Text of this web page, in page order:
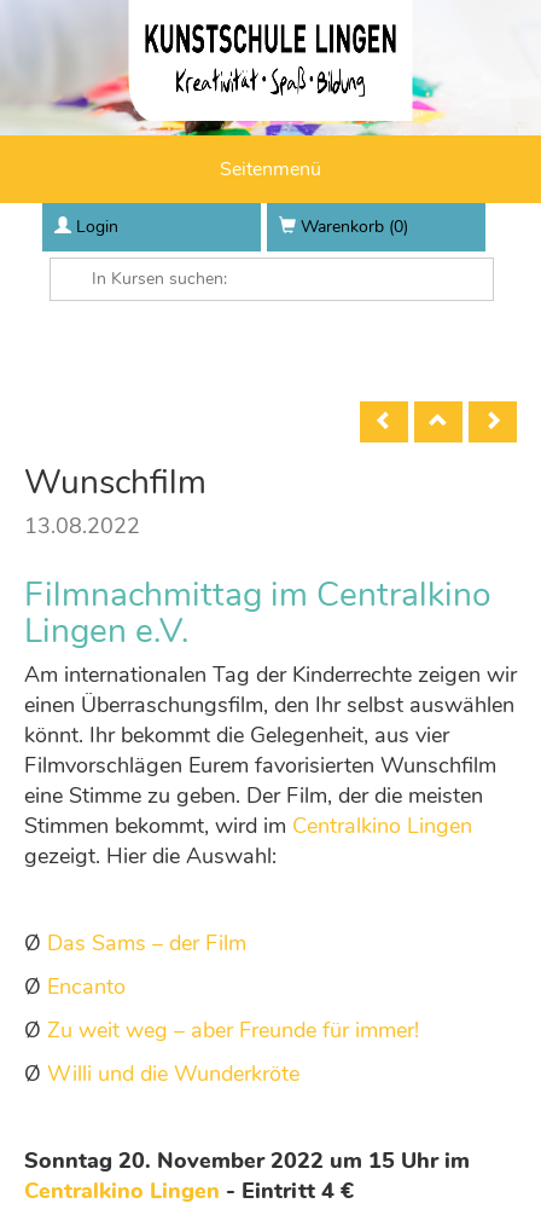
Seitenmenü
Login Warenkorb (0)
Wunschfilm
13.08.2022
Filmnachmittag im Centralkino
Lingen e.V.
Am internationalen Tag der Kinderrechte zeigen wir
einen Überraschungsfilm, den Ihr selbst auswählen
könnt. Ihr bekommt die Gelegenheit, aus vier
Filmvorschlägen Eurem favorisierten Wunschfilm
eine Stimme zu geben. Der Film, der die meisten
Stimmen bekommt, wird im Centralkino Lingen
gezeigt. Hier die Auswahl:
Ø Das Sams – der Film
Ø Encanto
Ø Zu weit weg – aber Freunde für immer!
Ø Willi und die Wunderkröte
Sonntag 20. November 2022 um 15 Uhr im
Centralkino Lingen - Eintritt 4 €